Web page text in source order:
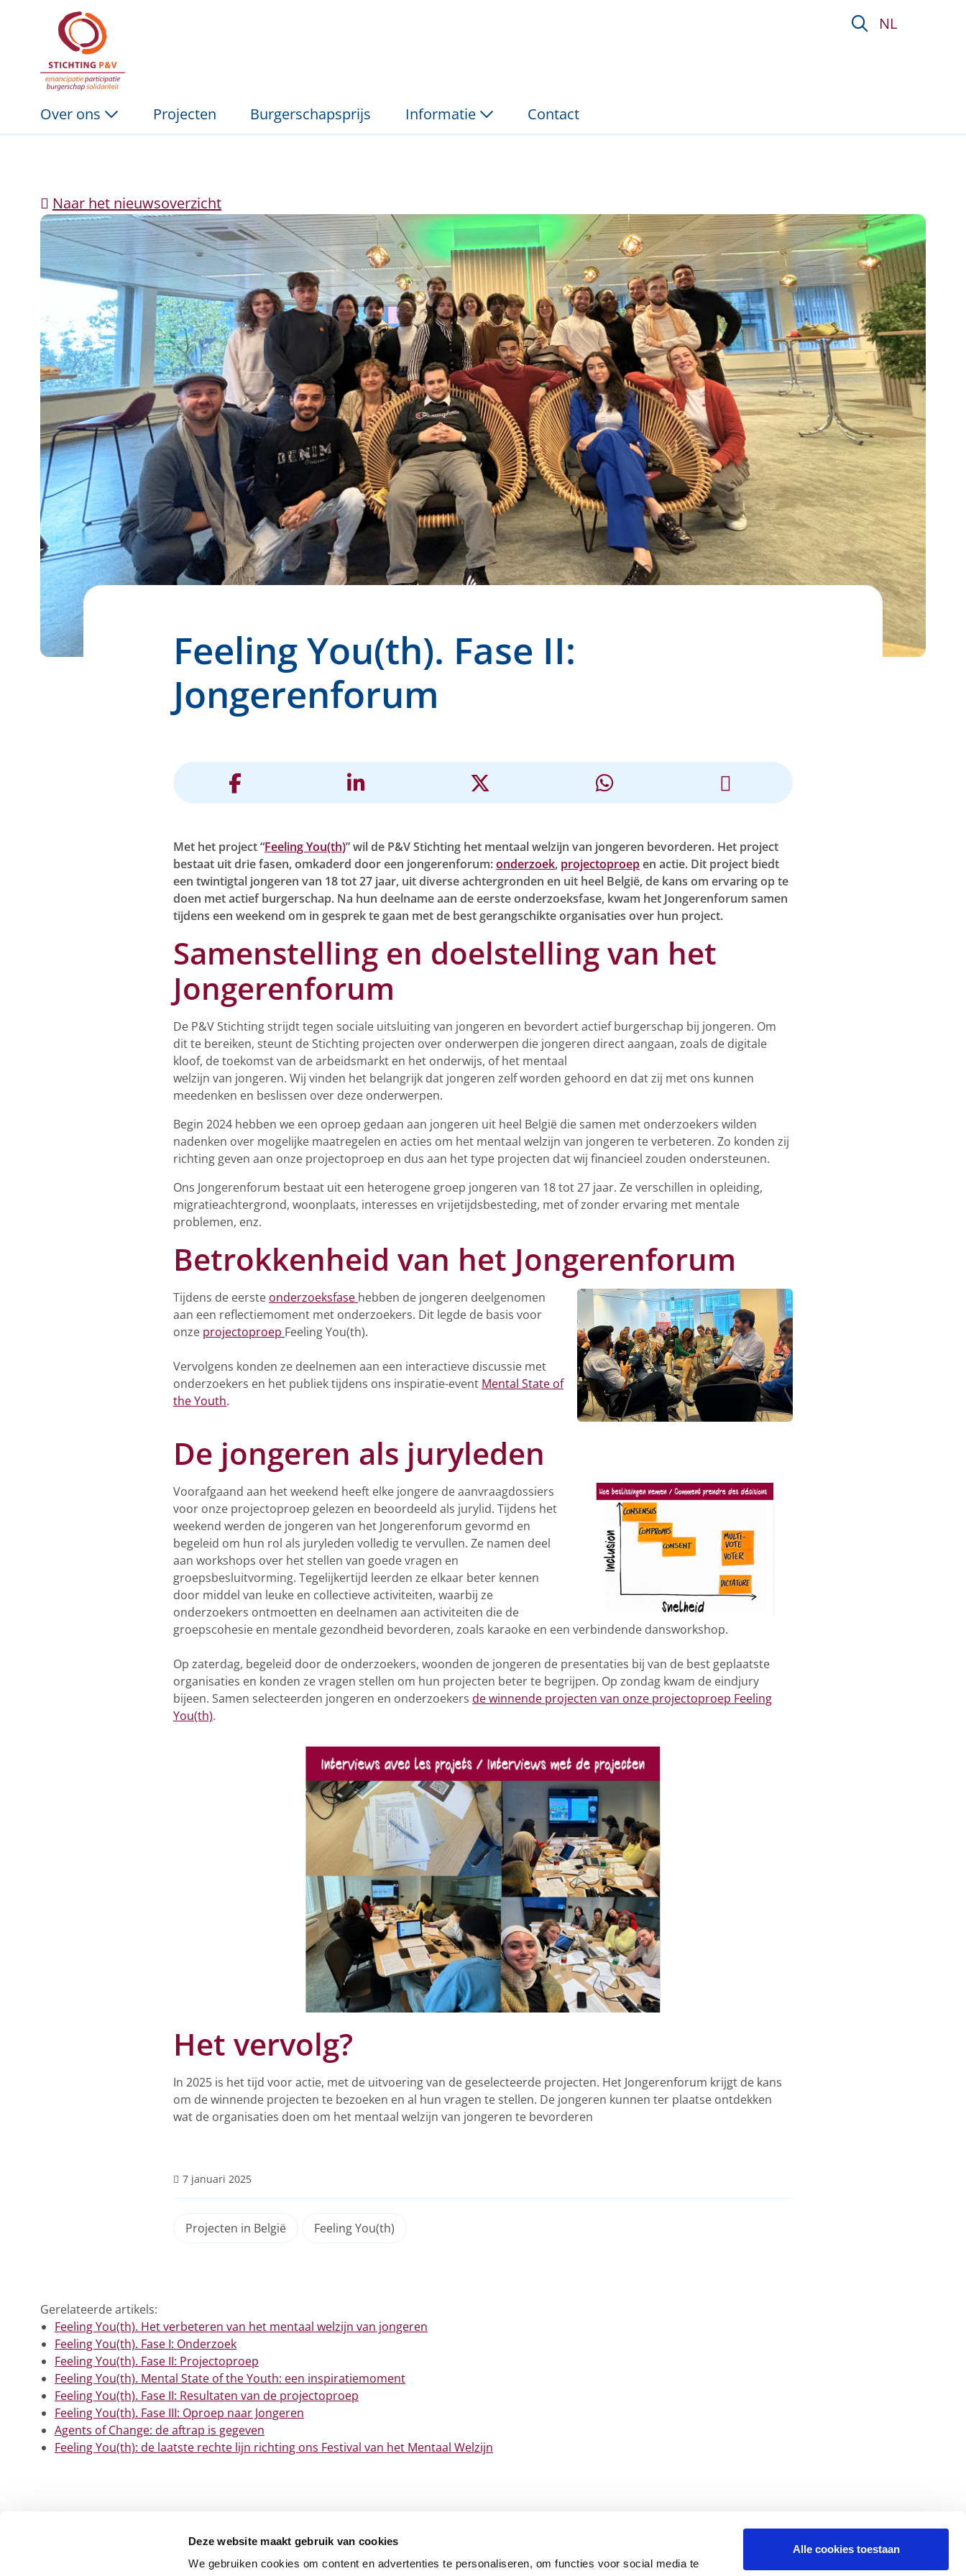
Deze website maakt gebruik van cookies
We gebruiken cookies om content en advertenties te personaliseren, om functies voor social media te
Alle cookies toestaan
Skip to Main Content
Feeling You(th). Fase II: Jongerenforum - Stichting P&amp;V NL
Over ons Projecten Burgerschapsprijs Informatie Contact
Naar het nieuwsoverzicht
Feeling You(th). Fase II:
Jongerenforum
Met het project “Feeling You(th)” wil de P&V Stichting het mentaal welzijn van jongeren bevorderen. Het project
bestaat uit drie fasen, omkaderd door een jongerenforum:onderzoek, projectoproepen actie. Dit project biedt
een twintigtal jongeren van 18 tot 27 jaar, uit diverse achtergronden en uit heel België, de kans om ervaring op te
doen met actief burgerschap. Na hun deelname aan de eerste onderzoeksfase, kwam het Jongerenforum samen
tijdens een weekend om in gesprek te gaan met de best gerangschikte organisaties over hun project.
Samenstelling en doelstelling van het
Jongerenforum
De P&V Stichting strijdt tegen sociale uitsluiting van jongeren en bevordert actief burgerschap bij jongeren. Om
dit te bereiken, steunt de Stichting projecten over onderwerpen die jongeren direct aangaan, zoals de digitale
kloof, de toekomst van de arbeidsmarkt en het onderwijs, of het mentaal
welzijn van jongeren. Wij vinden het belangrijk dat jongeren zelf worden gehoord en dat zij met ons kunnen
meedenken en beslissen over deze onderwerpen.
Begin 2024 hebben we een oproep gedaan aan jongeren uit heel België die samen met onderzoekers wilden
nadenken over mogelijke maatregelen en acties om het mentaal welzijn van jongeren te verbeteren. Zo konden zij
richting geven aan onze projectoproep en dus aan het type projecten dat wij financieel zouden ondersteunen.
Ons Jongerenforum bestaat uit een heterogene groep jongeren van 18 tot 27 jaar. Ze verschillen in opleiding,
migratieachtergrond, woonplaats, interesses en vrijetijdsbesteding, met of zonder ervaring met mentale
problemen, enz.
Betrokkenheid van het Jongerenforum
Tijdens de eerste onderzoeksfase hebben de jongeren deelgenomen
aan een reflectiemoment met onderzoekers. Dit legde de basis voor
onze projectoproep Feeling You(th).
Vervolgens konden ze deelnemen aan een interactieve discussie met
onderzoekers en het publiek tijdens ons inspiratie-event Mental State of
the Youth.
De jongeren als juryleden
Voorafgaand aan het weekend heeft elke jongere de aanvraagdossiers
voor onze projectoproep gelezen en beoordeeld als jurylid. Tijdens het
weekend werden de jongeren van het Jongerenforum gevormd en
begeleid om hun rol als juryleden volledig te vervullen. Ze namen deel
aan workshops over het stellen van goede vragen en
groepsbesluitvorming. Tegelijkertijd leerden ze elkaar beter kennen
door middel van leuke en collectieve activiteiten, waarbij ze
onderzoekers ontmoetten en deelnamen aan activiteiten die de
groepscohesie en mentale gezondheid bevorderen, zoals karaoke en een verbindende dansworkshop.
Op zaterdag, begeleid door de onderzoekers, woonden de jongeren de presentaties bij van de best geplaatste
organisaties en konden ze vragen stellen om hun projecten beter te begrijpen. Op zondag kwam de eindjury
bijeen. Samen selecteerden jongeren en onderzoekers de winnende projecten van onze projectoproep Feeling
You(th).
Het vervolg?
In 2025 is het tijd voor actie, met de uitvoering van de geselecteerde projecten. Het Jongerenforum krijgt de kans
om de winnende projecten te bezoeken en al hun vragen te stellen. De jongeren kunnen ter plaatse ontdekken
wat de organisaties doen om het mentaal welzijn van jongeren te bevorderen
7 januari 2025
Projecten in België Feeling You(th)
Gerelateerde artikels:
Feeling You(th). Het verbeteren van het mentaal welzijn van jongeren
Feeling You(th). Fase I: Onderzoek
Feeling You(th). Fase II: Projectoproep
Feeling You(th). Mental State of the Youth: een inspiratiemoment
Feeling You(th). Fase II: Resultaten van de projectoproep
Feeling You(th). Fase III: Oproep naar Jongeren
Agents of Change: de aftrap is gegeven
Feeling You(th): de laatste rechte lijn richting ons Festival van het Mentaal Welzijn